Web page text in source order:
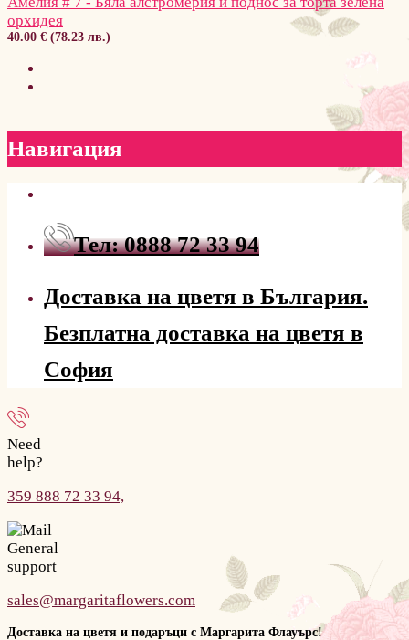
орхидея
40.00 € (78.23 лв.)
Навигация
Тел: 0888 72 33 94
Доставка на цветя в България.
Безплатна доставка на цветя в
София
Need
help?
359 888 72 33 94,
General
support
sales@margaritaflowers.com
Доставка на цветя и подаръци с Маргарита Флауърс!